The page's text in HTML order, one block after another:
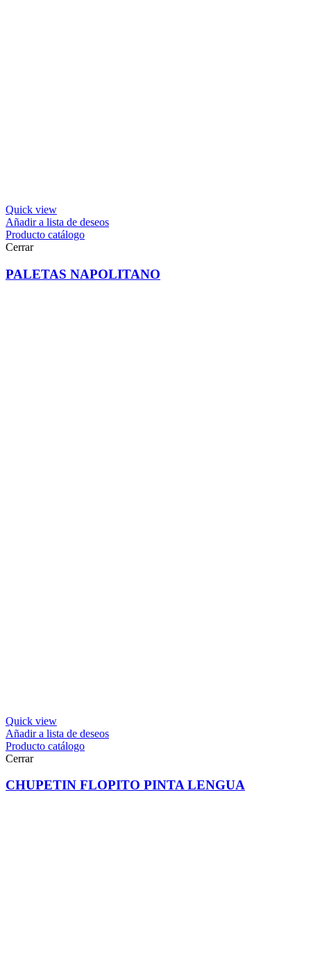
Quick view
Añadir a lista de deseos
Producto catálogo
Cerrar
PALETAS NAPOLITANO
Quick view
Añadir a lista de deseos
Producto catálogo
Cerrar
CHUPETIN FLOPITO PINTA LENGUA